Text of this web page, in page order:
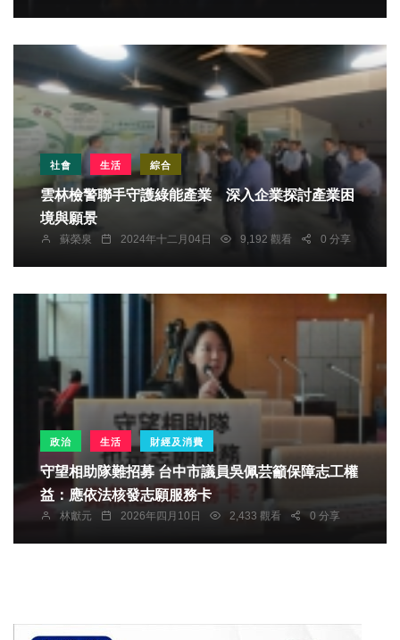
社會 生活 綜合
雲林檢警聯手守護綠能產業 深入企業探討產業困
境與願景
蘇榮泉 2024年十二月04日 9,192 觀看 0 分享
政治 生活 財經及消費
守望相助隊難招募 台中市議員吳佩芸籲保障志工權
益：應依法核發志願服務卡
林獻元 2026年四月10日 2,433 觀看 0 分享